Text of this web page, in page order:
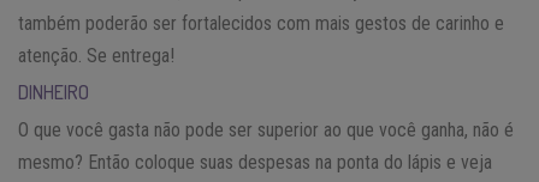
também poderão ser fortalecidos com mais gestos de carinho e
atenção. Se entrega!
DINHEIRO
O que você gasta não pode ser superior ao que você ganha, não é
mesmo? Então coloque suas despesas na ponta do lápis e veja